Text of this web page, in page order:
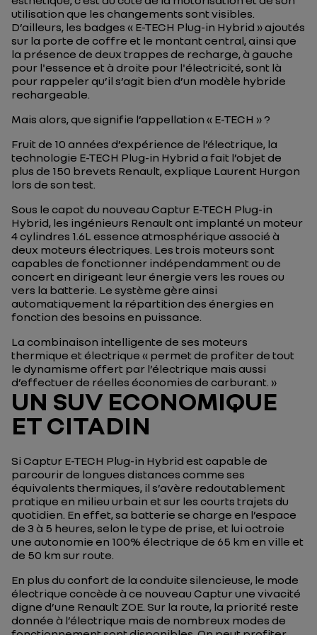
utilisation que les changements sont visibles.
D’ailleurs, les badges « E-TECH Plug-in Hybrid » ajoutés
sur la porte de coffre et le montant central, ainsi que
la présence de deux trappes de recharge, à gauche
pour l'essence et à droite pour l'électricité, sont là
pour rappeler qu’il s’agit bien d’un modèle hybride
rechargeable.
Mais alors, que signifie l’appellation « E-TECH » ?
Fruit de 10 années d’expérience de l’électrique, la
technologie E-TECH Plug-in Hybrid a fait l’objet de
plus de 150 brevets Renault, explique Laurent Hurgon
lors de son test.
Sous le capot du nouveau Captur E-TECH Plug-in
Hybrid, les ingénieurs Renault ont implanté un moteur
4 cylindres 1.6L essence atmosphérique associé à
deux moteurs électriques. Les trois moteurs sont
capables de fonctionner indépendamment ou de
concert en dirigeant leur énergie vers les roues ou
vers la batterie. Le système gère ainsi
automatiquement la répartition des énergies en
fonction des besoins en puissance.
La combinaison intelligente de ses moteurs
thermique et électrique « permet de profiter de tout
le dynamisme offert par l’électrique mais aussi
d’effectuer de réelles économies de carburant. »
UN SUV ECONOMIQUE
ET CITADIN
Si Captur E-TECH Plug-in Hybrid est capable de
parcourir de longues distances comme ses
équivalents thermiques, il s’avère redoutablement
pratique en milieu urbain et sur les courts trajets du
quotidien. En effet, sa batterie se charge en l’espace
de 3 à 5 heures, selon le type de prise, et lui octroie
une autonomie en 100% électrique de 65 km en ville et
de 50 km sur route.
En plus du confort de la conduite silencieuse, le mode
électrique concède à ce nouveau Captur une vivacité
digne d’une Renault ZOE. Sur la route, la priorité reste
donnée à l’électrique mais de nombreux modes de